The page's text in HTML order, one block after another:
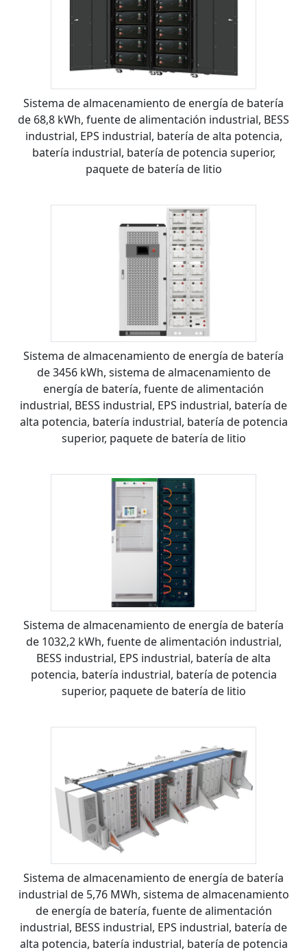
Sistema de almacenamiento de energía de batería
de 68,8 kWh, fuente de alimentación industrial, BESS
industrial, EPS industrial, batería de alta potencia,
batería industrial, batería de potencia superior,
paquete de batería de litio
Sistema de almacenamiento de energía de batería
de 3456 kWh, sistema de almacenamiento de
energía de batería, fuente de alimentación
industrial, BESS industrial, EPS industrial, batería de
alta potencia, batería industrial, batería de potencia
superior, paquete de batería de litio
Sistema de almacenamiento de energía de batería
de 1032,2 kWh, fuente de alimentación industrial,
BESS industrial, EPS industrial, batería de alta
potencia, batería industrial, batería de potencia
superior, paquete de batería de litio
Sistema de almacenamiento de energía de batería
industrial de 5,76 MWh, sistema de almacenamiento
de energía de batería, fuente de alimentación
industrial, BESS industrial, EPS industrial, batería de
alta potencia, batería industrial, batería de potencia